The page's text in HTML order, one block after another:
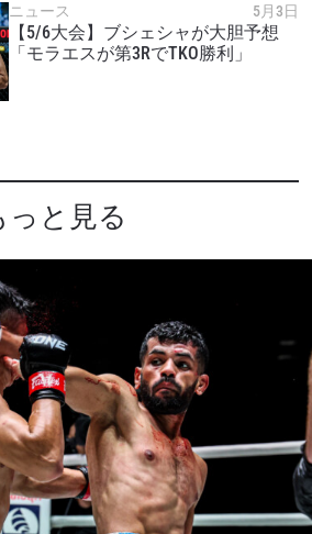
ニュース 5月3日
【5/6大会】ブシェシャが大胆予想
「モラエスが第3RでTKO勝利」
と見る
イトを見る
購読
信することにより、お客様は当